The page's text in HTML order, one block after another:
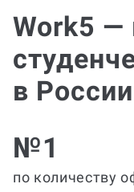
Work5 —
в России
№1
по количеству